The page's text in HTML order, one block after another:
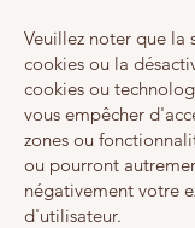
Veuillez noter que la
cookies ou la
cookies ou
vous empêcher
zones ou
ou pourront
négativement votre
d'utilisateur.